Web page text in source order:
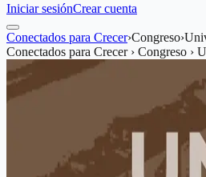
Iniciar sesiónCrear cuenta
Conectados para Crecer›Congreso›
Conectados para Crecer › Congreso ›